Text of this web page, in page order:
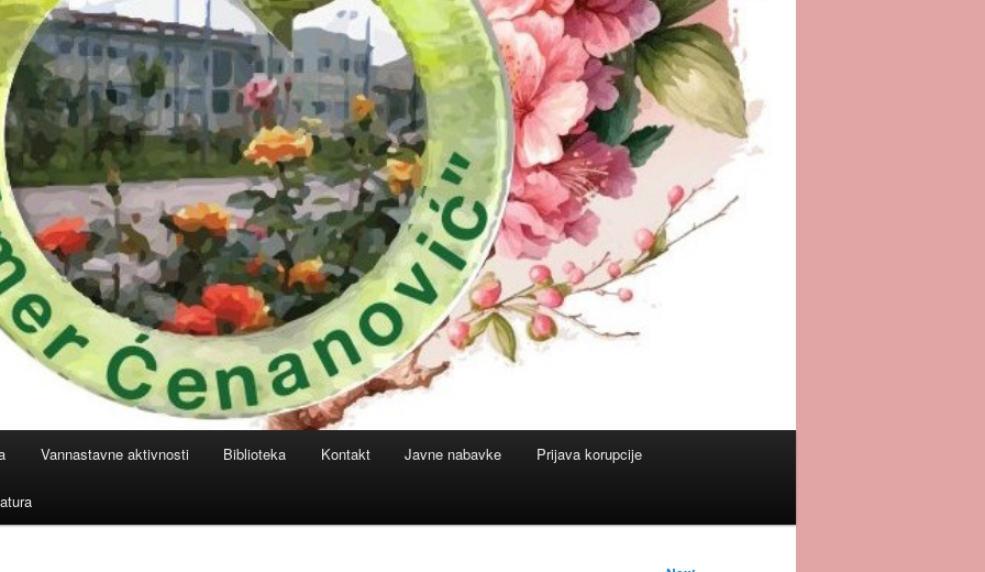
Vannastavne aktivnosti Biblioteka Kontakt Javne nabavke Prijava korupcije